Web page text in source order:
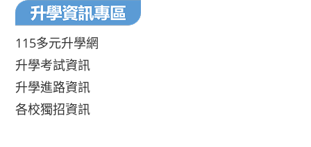
115多元升學網
升學考試資訊
升學進路資訊
各校獨招資訊